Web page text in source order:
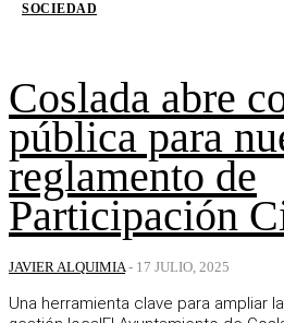
SOCIEDAD
Coslada abre
pública para
reglamento de
Participación
JAVIER ALQUIMIA - 17 JULIO, 2025
Una herramienta clave para ampliar